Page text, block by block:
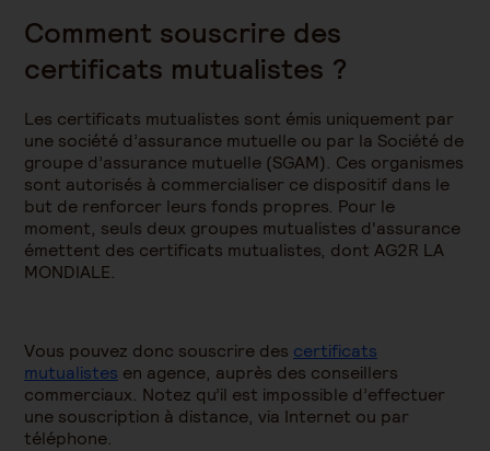
Comment souscrire des
certificats mutualistes ?
Les certificats mutualistes sont émis uniquement par
une société d’assurance mutuelle ou par la Société de
groupe d’assurance mutuelle (SGAM). Ces organismes
sont autorisés à commercialiser ce dispositif dans le
but de renforcer leurs fonds propres. Pour le
moment, seuls deux groupes mutualistes d'assurance
émettent des certificats mutualistes, dont AG2R LA
MONDIALE.
Vous pouvez donc souscrire des certificats
mutualistes en agence, auprès des conseillers
commerciaux. Notez qu’il est impossible d’effectuer
une souscription à distance, via Internet ou par
téléphone.